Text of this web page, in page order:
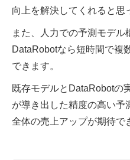
向上を解決してくれると思
また、人力での予測モデル
DataRobotなら短時間で複
できます。
既存モデルとDataRobotの
が導き出した精度の高い予
全体の売上アップが期待で